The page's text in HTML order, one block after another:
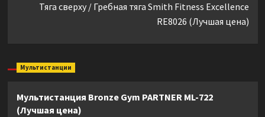
Тяга сверху / Гребная тяга Smith Fitness Excellence
RE8026 (Лучшая цена)
Мультистанции
Мультистанция Bronze Gym PARTNER ML-722
(Лучшая цена)